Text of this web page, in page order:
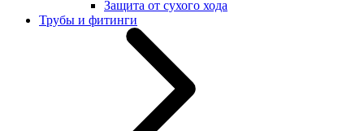
Защита от сухого хода
Трубы и фитинги